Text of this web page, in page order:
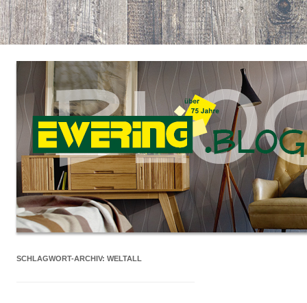
SCHLAGWORT-ARCHIV: WELTALL